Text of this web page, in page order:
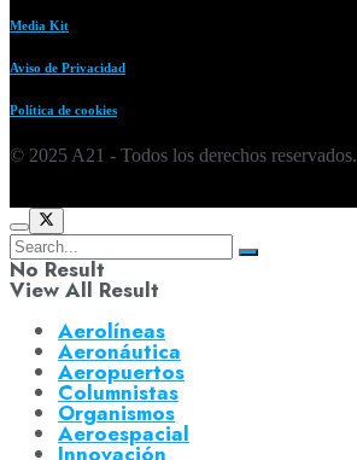
Media Kit
Aviso de Privacidad
Política de cookies
© 2025 A21 - Todos los derechos reservados.
No Result
View All Result
Aerolíneas
Aeronáutica
Aeropuertos
Columnistas
Organismos
Aeroespacial
Innovación